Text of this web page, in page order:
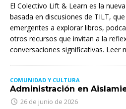
El Colectivo Lift & Learn es la
basada en discusiones de TILT,
emergentes a explorar libros,
otros recursos que invitan a la
conversaciones significativas. Leer
COMUNIDAD Y CULTURA
Administración en
26 de junio de 2026